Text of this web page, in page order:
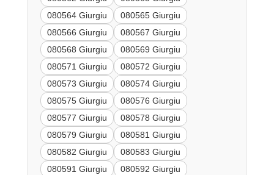
080564 Giurgiu
080565 Giurgiu
080566 Giurgiu
080567 Giurgiu
080568 Giurgiu
080569 Giurgiu
080571 Giurgiu
080572 Giurgiu
080573 Giurgiu
080574 Giurgiu
080575 Giurgiu
080576 Giurgiu
080577 Giurgiu
080578 Giurgiu
080579 Giurgiu
080581 Giurgiu
080582 Giurgiu
080583 Giurgiu
080591 Giurgiu
080592 Giurgiu